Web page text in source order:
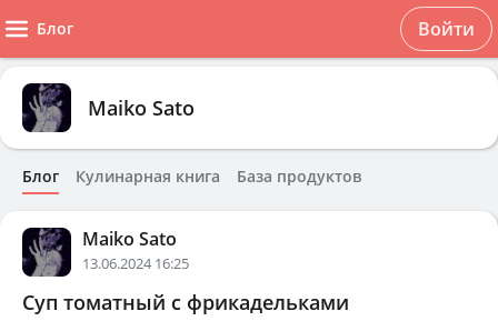
Блог Войти
Maiko Sato
Блог Кулинарная книга База продуктов
Maiko Sato
13.06.2024 16:25
Суп томатный с фрикадельками